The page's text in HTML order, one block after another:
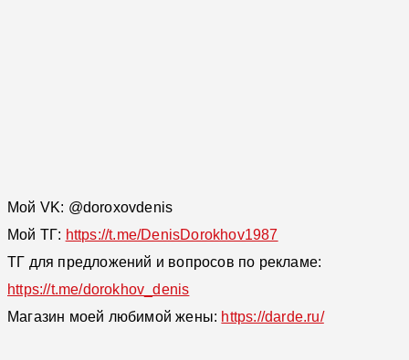
Мой VK: @doroxovdenis
Мой ТГ: https://t.me/DenisDorokhov1987
ТГ для предложений и вопросов по рекламе:
https://t.me/dorokhov_denis
Магазин моей любимой жены: https://darde.ru/